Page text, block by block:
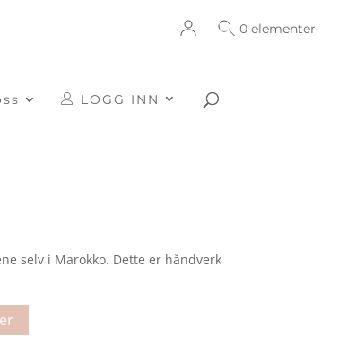
0 elementer
LOGG INN
selv i Marokko. Dette er håndverk